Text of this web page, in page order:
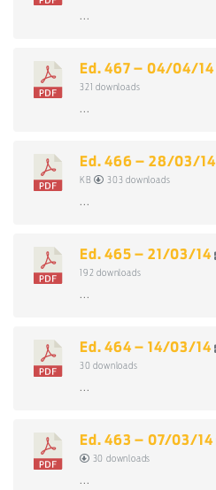
...
Ed. 467 – 04/04/14
321 downloads
...
Ed. 466 – 28/03/14
KB
303 downloads
...
Ed. 465 – 21/03/14
192 downloads
...
Ed. 464 – 14/03/14
30 downloads
...
Ed. 463 – 07/03/14
30 downloads
...